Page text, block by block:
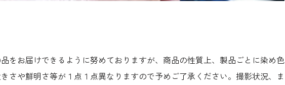
をお届けできるように努めておりますが、商品の性質上、製品ごとに染め色
さや鮮明さ等が１点１点異なりますので予めご了承ください。撮影状況、ま